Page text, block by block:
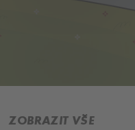
ZOBRAZIT VŠE